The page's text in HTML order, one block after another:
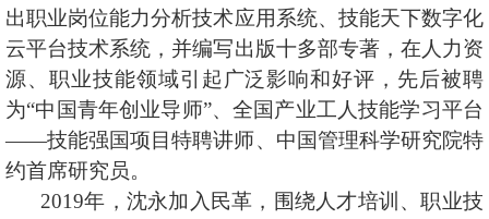
出职业岗位能力分析技术应用系统、技能天下数字化
云平台技术系统，并编写出版十多部专著，在人力资
源、职业技能领域引起广泛影响和好评，先后被聘
为“中国青年创业导师”、全国产业工人技能学习平台
——技能强国项目特聘讲师、中国管理科学研究院特
约首席研究员。
2019年，沈永加入民革，围绕人才培训、职业技